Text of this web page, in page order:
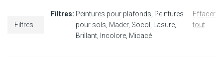
Filtres
Filtres: Peintures pour plafonds Peintures
pour sols Mäder Socol
Lasure
Brillant
Incolore Micacé
Effacer
tout